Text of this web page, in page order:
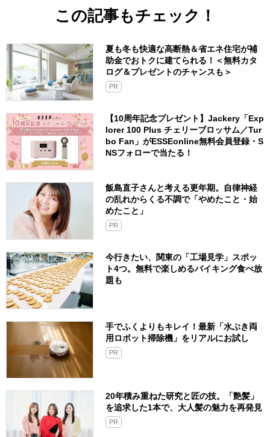
この記事もチェック！
夏も冬も快適な高断熱＆省エネ住宅が補
助金でおトクに建てられる！＜無料カタ
ログ＆プレゼントのチャンスも＞
PR
【10周年記念プレゼント】Jackery「Exp
lorer 100 Plus チェリーブロッサム／Tur
bo Fan」がESSEonline無料会員登録・S
NSフォローで当たる！
飯島直子さんと考える更年期。自律神経
の乱れからくる不調で「やめたこと・始
めたこと」
PR
今行きたい、関東の「工場見学」スポッ
ト4つ。無料で楽しめるバイキング食べ放
題も
手でふくよりもキレイ！最新「水ぶき両
用ロボット掃除機」をリアルにお試し
PR
20年積み重ねた研究と匠の技。「艶髪」
を追求した1本で、大人髪の魅力を再発見
PR